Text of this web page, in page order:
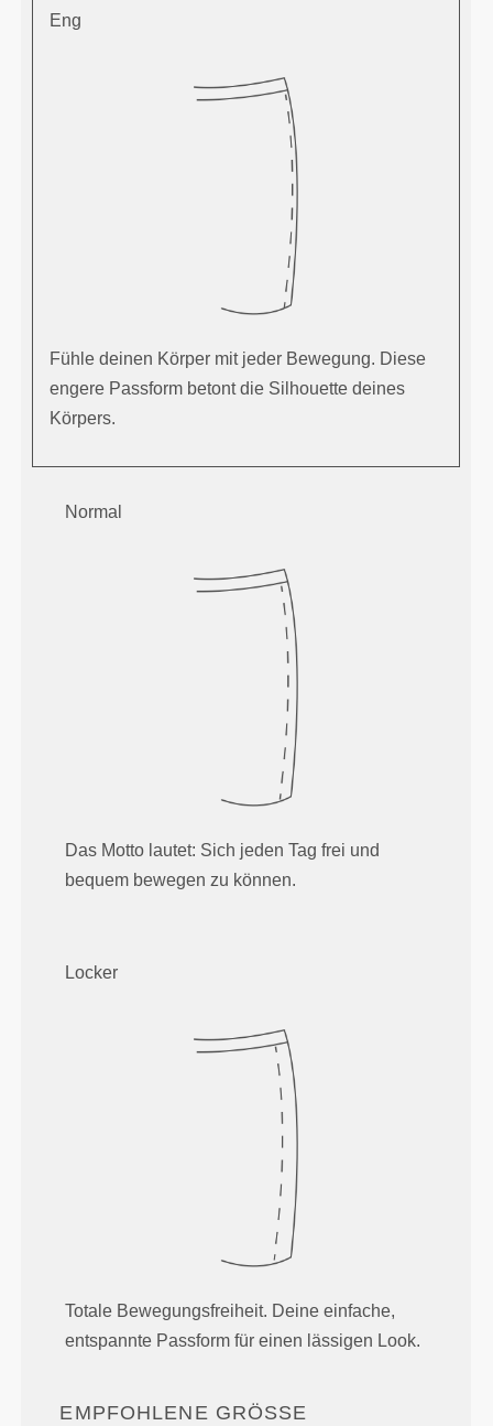
Eng
Fühle deinen Körper mit jeder Bewegung. Diese
engere Passform betont die Silhouette deines
Körpers.
Normal
Das Motto lautet: Sich jeden Tag frei und
bequem bewegen zu können.
Locker
Totale Bewegungsfreiheit. Deine einfache,
entspannte Passform für einen lässigen Look.
EMPFOHLENE GRÖSSE B